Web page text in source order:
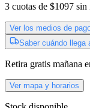
3 cuotas de $1097 sin
Ver los medios de
Saber cuándo llega
Retira gratis mañana
Ver mapa y horarios